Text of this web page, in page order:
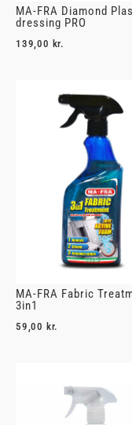
MA-FRA Diamond
dressing PRO
139,00 kr.
MA-FRA Fabric
3in1
59,00 kr.